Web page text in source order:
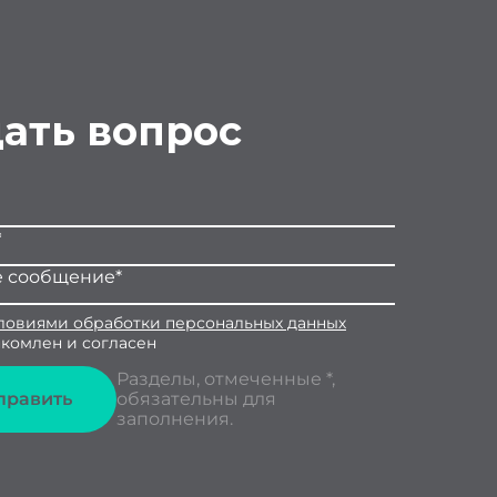
вопрос
обработки персональных данных
и согласен
Разделы, отмеченные *,
обязательны для
заполнения.